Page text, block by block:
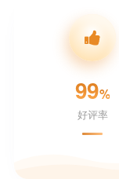
99%
好评率